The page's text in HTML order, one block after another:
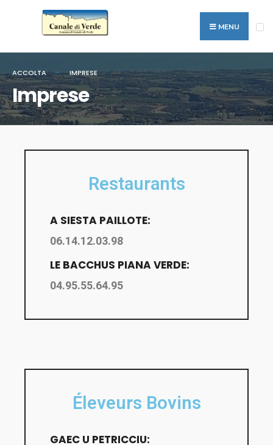
MENU
ACCOLTA IMPRESE
Imprese
Restaurants
A SIESTA PAILLOTE:
06.14.12.03.98
LE BACCHUS PIANA VERDE:
04.95.55.64.95
Éleveurs Bovins
GAEC U PETRICCIU: